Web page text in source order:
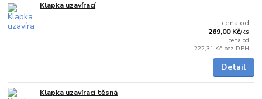
Klapka uzavírací
cena od
269,00 Kč/ks
cena od
222,31 Kč bez DPH
Detail
Klapka uzavírací těsná